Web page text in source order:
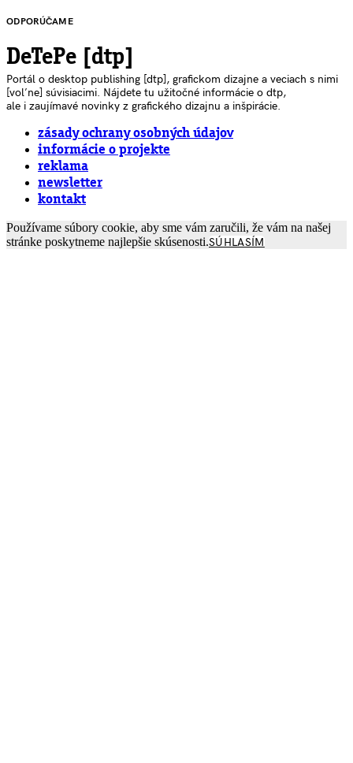
ODPORÚČAME
DeTePe [dtp]
Portál o desktop publishing [dtp], grafickom dizajne a veciach s nimi
[voľne] súvisiacimi. Nájdete tu užitočné informácie o dtp,
ale i zaujímavé novinky z grafického dizajnu a inšpirácie.
zásady ochrany osobných údajov
informácie o projekte
reklama
newsletter
kontakt
Používame súbory cookie, aby sme vám zaručili, že vám na našej
stránke poskytneme najlepšie skúsenosti.SÚHLASÍM